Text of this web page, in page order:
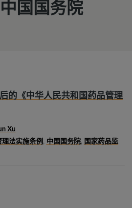
国国务院
的《中华人民共和国药品管理
Xu
法实施条例 , 中国国务院, 国家药品监